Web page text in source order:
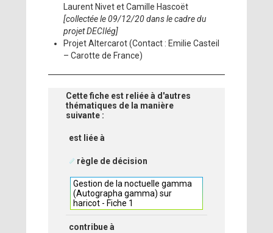
Laurent Nivet et Camille Hascoët
[collectée le 09/12/20 dans le cadre du
projet DECIlég]
Projet Altercarot (Contact : Emilie Casteil
– Carotte de France)
Cette fiche est reliée à d'autres
thématiques de la manière
suivante :
est liée à
règle de décision
Gestion de la noctuelle gamma
(Autographa gamma) sur
haricot - Fiche 1
contribue à